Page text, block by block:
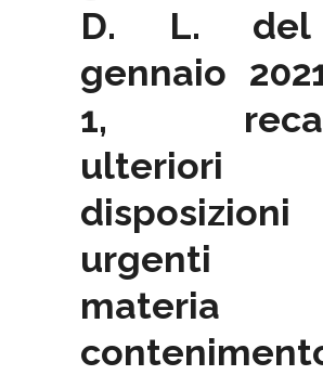
D. L.
gennaio
1,
ulteriori
disposizioni
urgenti
materia